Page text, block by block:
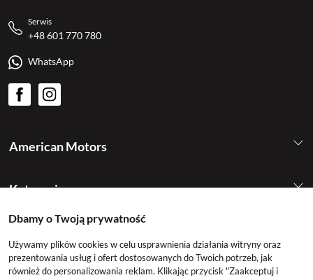
American Motors
Kategorie
Serwis
+48 601 770 780
WhatsApp
Dbamy o Twoją prywatność
Używamy plików cookies w celu usprawnienia działania witryny oraz
prezentowania usług i ofert dostosowanych do Twoich potrzeb, jak
również do personalizowania reklam. Klikając przycisk "Zaakceptuj i